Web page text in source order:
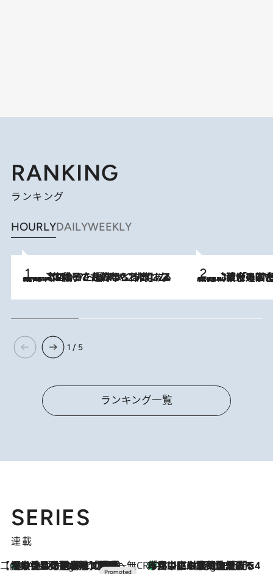
RANKING
ランキング
HOURLYDAILYWEEKLY
2026.8.5
【阿川佐和子さんの年とる力】なぜ70代で始めた趣味は“こんなに楽しい”のか？ ピアノ、俳句…スランプに陥っても続けられる“ある秘訣”とは 2026.8.3
慶應幼稚舎の図書室からテレビの世界に飛び込んだ阿川佐和子（72）
1 / 5
ランキング一覧
SERIES
連載
【CREA×星野リゾート】唯一無二。癒しと発見が待つ場所へ
9 Hours Ago
【トンボの足水浴】ヒノキの香りに包まれて涼感マックス！約13℃の湧水かけ流しを避暑地「星野温泉 トンボの湯」で体験 CREA'S CHOICE
11 Hours Ago
「立川にも歌舞伎があるんだよ」 片岡仁左衛門・市川中車ら豪華座組みで4年目の立川立飛歌舞伎へ